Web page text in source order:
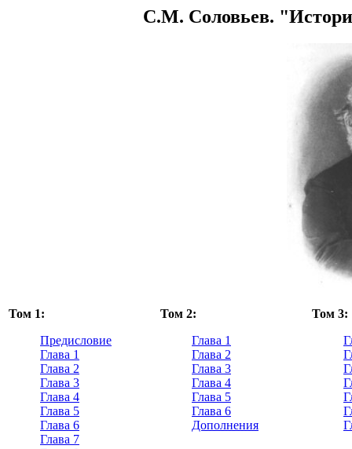
С.М. Соловьев.
Том 1:
Предисловие
Глава 1
Глава 2
Глава 3
Глава 4
Глава 5
Глава 6
Глава 7
Том 2:
Глава 1
Глава 2
Глава 3
Глава 4
Глава 5
Глава 6
Дополнения
Том 3: